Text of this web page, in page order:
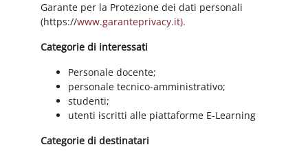
Garante per la Protezione dei dati personali
(https://www.garanteprivacy.it).
Categorie di interessati
Personale docente;
personale tecnico-amministrativo;
studenti;
utenti iscritti alle piattaforme E-Learning
Categorie di destinatari